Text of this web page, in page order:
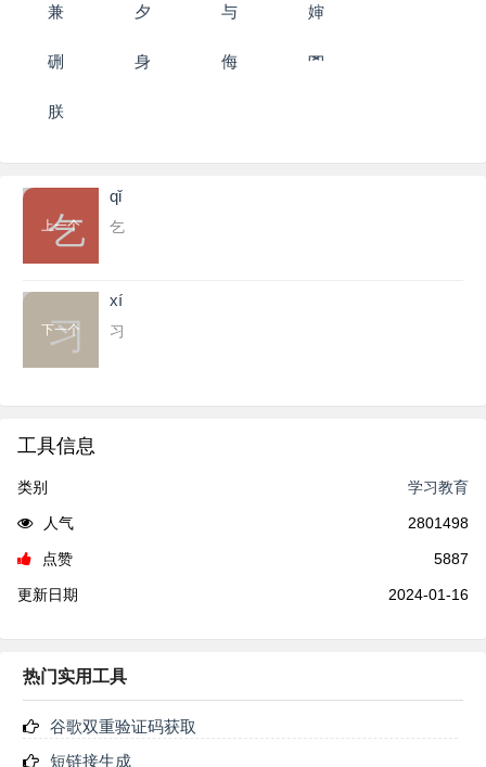
兼 夕 与 婶
硎 身 侮 罓
朕
上一个
乞
qǐ
乞
下一个
习
xí
习
工具信息
类别 学习教育
人气 2801498
点赞 5887
更新日期 2024-01-16
热门实用工具
谷歌双重验证码获取
短链接生成